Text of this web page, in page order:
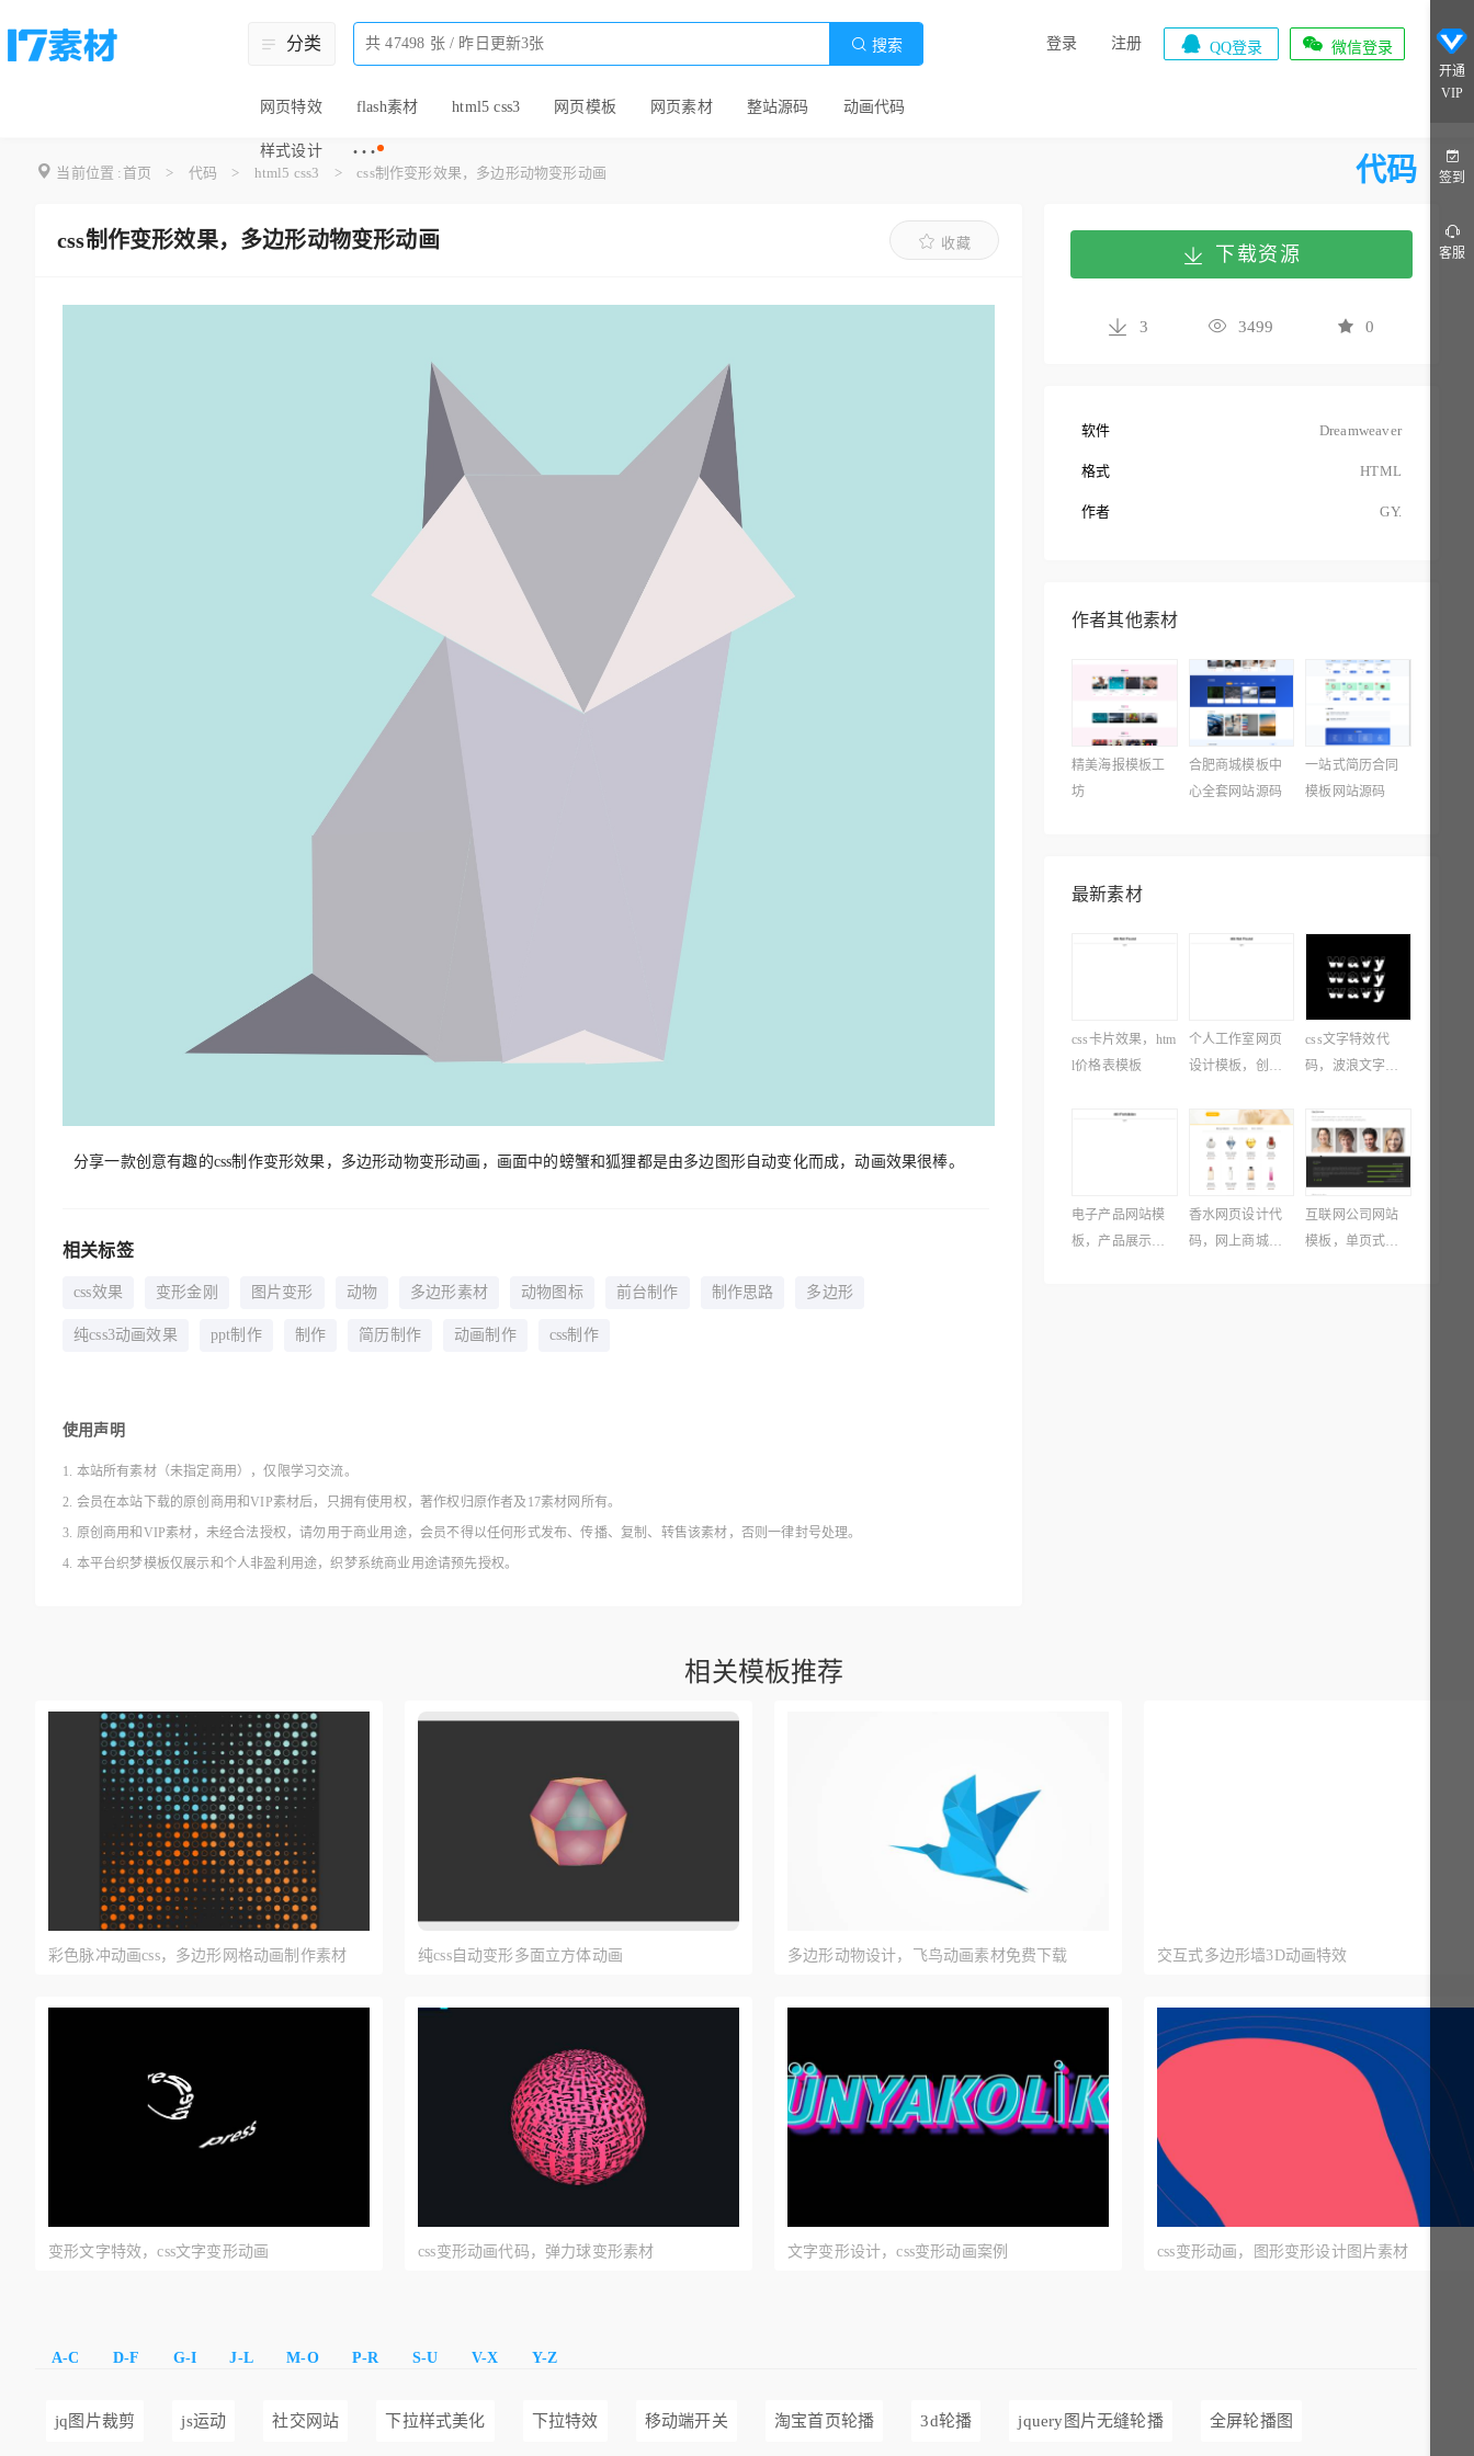
分类  搜索
网页特效 flash素材 html5 css3 网页模板 网页素材 整站源码 动画代码
样式设计 ···
登录 注册  QQ登录  微信登录
当前位置 :首页 > 代码 > html5 css3 > css制作变形效果，多边形动物变形动画 代码
css制作变形效果，多边形动物变形动画 收藏
分享一款创意有趣的css制作变形效果，多边形动物变形动画，画面中的螃蟹和狐狸都是由多边图形自动变化而成，动画效果很棒。
相关标签
css效果 变形金刚 图片变形 动物 多边形素材 动物图标 前台制作 制作思路 多边形
纯css3动画效果 ppt制作 制作 简历制作 动画制作 css制作
使用声明
1. 本站所有素材（未指定商用），仅限学习交流。
2. 会员在本站下载的原创商用和VIP素材后，只拥有使用权，著作权归原作者及17素材网所有。
3. 原创商用和VIP素材，未经合法授权，请勿用于商业用途，会员不得以任何形式发布、传播、复制、转售该素材，否则一律封号处理。
4. 本平台织梦模板仅展示和个人非盈利用途，织梦系统商业用途请预先授权。
下载资源
3 3499 0
软件 Dreamweaver
格式 HTML
作者 GY.
作者其他素材
精美海报模板工
坊
合肥商城模板中
心全套网站源码
一站式简历合同
模板网站源码
最新素材
css卡片效果，htm
l价格表模板
个人工作室网页
设计模板，创意
css文字特效代
码，波浪文字效
电子产品网站模
板，产品展示模
香水网页设计代
码，网上商城前
互联网公司网站
模板，单页式网
相关模板推荐
彩色脉冲动画css，多边形网格动画制作素材 纯css自动变形多面立方体动画 多边形动物设计，飞鸟动画素材免费下载 交互式多边形墙3D动画特效
变形文字特效，css文字变形动画 css变形动画代码，弹力球变形素材 文字变形设计，css变形动画案例 css变形动画，图形变形设计图片素材
A-C D-F G-I J-L M-O P-R S-U V-X Y-Z
jq图片裁剪 js运动 社交网站 下拉样式美化 下拉特效 移动端开关 淘宝首页轮播 3d轮播 jquery图片无缝轮播 全屏轮播图
开通
VIP
签到
客服